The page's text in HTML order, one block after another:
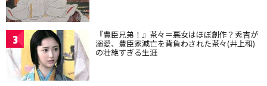
3 『豊臣兄弟！』茶々＝悪女はほぼ創作？秀吉が
溺愛、豊臣家滅亡を背負わされた茶々(井上和)
の壮絶すぎる生涯